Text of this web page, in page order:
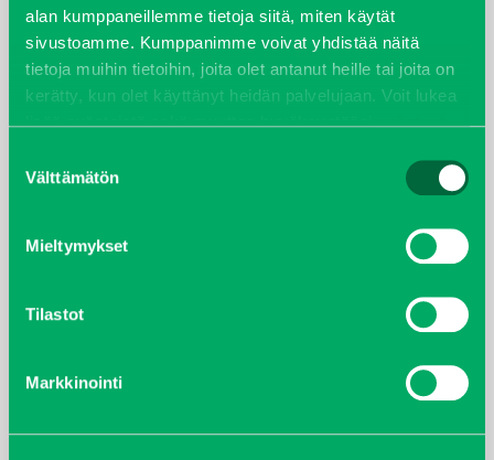
alan kumppaneillemme tietoja siitä, miten käytät
sivustoamme. Kumppanimme voivat yhdistää näitä
tietoja muihin tietoihin, joita olet antanut heille tai joita on
kerätty, kun olet käyttänyt heidän palvelujaan. Voit lukea
lisää evästeistä sekä muuttaa hyväksyntääsievästeet
valinta
Välttämätön
Mieltymykset
Tilastot
Markkinointi
joulukuu 2021
lokakuu 2021
helmikuu 2020
joulukuu 2019